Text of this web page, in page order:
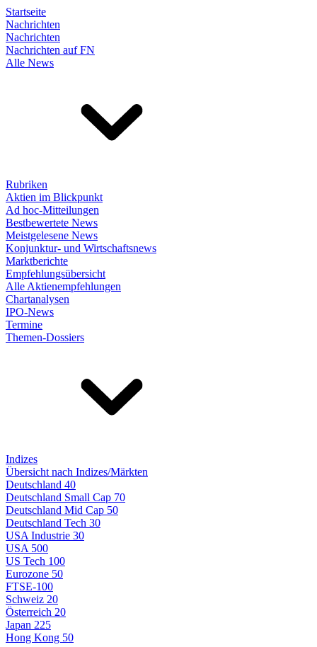
Startseite
Nachrichten
Nachrichten
Nachrichten auf FN
Alle News
Rubriken
Aktien im Blickpunkt
Ad hoc-Mitteilungen
Bestbewertete News
Meistgelesene News
Konjunktur- und Wirtschaftsnews
Marktberichte
Empfehlungsübersicht
Alle Aktienempfehlungen
Chartanalysen
IPO-News
Termine
Themen-Dossiers
Indizes
Übersicht nach Indizes/Märkten
Deutschland 40
Deutschland Small Cap 70
Deutschland Mid Cap 50
Deutschland Tech 30
USA Industrie 30
USA 500
US Tech 100
Eurozone 50
FTSE-100
Schweiz 20
Österreich 20
Japan 225
Hong Kong 50